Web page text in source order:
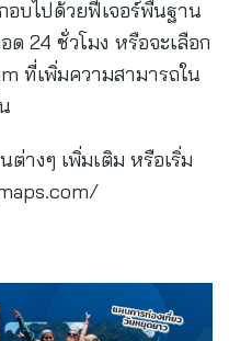
อบไปด้วยฟีเจอร์พื้นฐาน
ด 24 ชั่วโมง หรือจะเลือก
ที่เพิ่มความสามารถใน
ต่างๆ เพิ่มเติม หรือเริ่ม